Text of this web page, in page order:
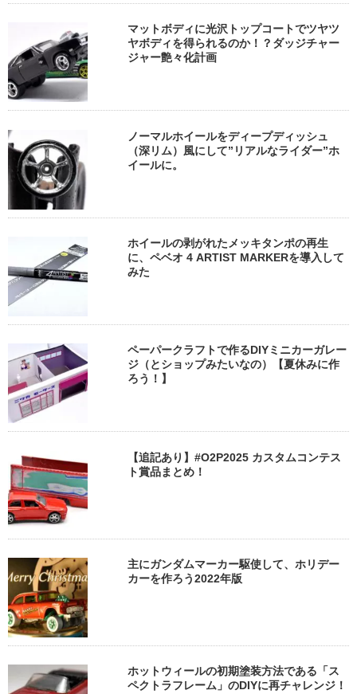
マットボディに光沢トップコートでツヤツ
ヤボディを得られるのか！？ダッジチャー
ジャー艶々化計画
ノーマルホイールをディープディッシュ
（深リム）風にして”リアルなライダー”ホ
イールに。
ホイールの剥がれたメッキタンポの再生
に、ペベオ 4 ARTIST MARKERを導入して
みた
ペーパークラフトで作るDIYミニカーガレー
ジ（とショップみたいなの）【夏休みに作
ろう！】
【追記あり】#O2P2025 カスタムコンテス
ト賞品まとめ！
主にガンダムマーカー駆使して、ホリデー
カーを作ろう2022年版
ホットウィールの初期塗装方法である「ス
ペクトラフレーム」のDIYに再チャレンジ！